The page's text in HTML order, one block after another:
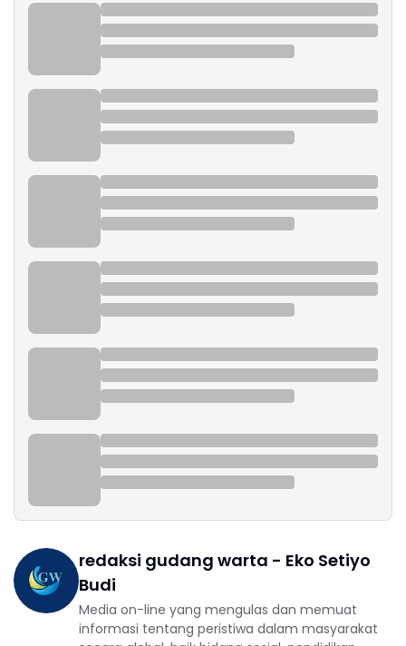
redaksi gudang warta - Eko Setiyo
Budi
Media on-line yang mengulas dan memuat
informasi tentang peristiwa dalam masyarakat